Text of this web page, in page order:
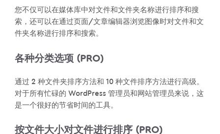
您不仅可以在媒体库中对文件和文件夹名称进行排序和搜
索，还可以在通过页面/文章编辑器浏览图像时对文件和文
件夹名称进行排序和搜索。
各种分类选项 (PRO)
通过 2 种文件夹排序方法和 10 种文件排序方法进行高级。
对于所有忙碌的 WordPress 管理员和网站管理员来说，这
是一个很好的节省时间的工具。
按文件大小对文件进行排序 (PRO)